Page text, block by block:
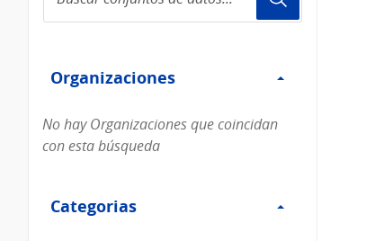
conjuntos
de
Organizaciones
Organizaciones
No hay Organizaciones que coincidan
con esta búsqueda
Categorias
Categorias